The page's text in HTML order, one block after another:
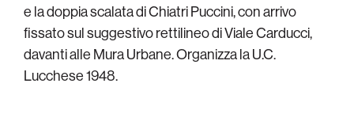
e la doppia scalata di Chiatri Puccini, con arrivo
fissato sul suggestivo rettilineo di Viale Carducci,
davanti alle Mura Urbane. Organizza la U.C.
Lucchese 1948.